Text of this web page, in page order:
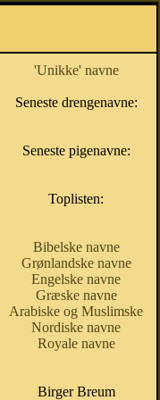
'Unikke' navne
Seneste drengenavne:
Seneste pigenavne:
Toplisten:
Bibelske navne
Grønlandske navne
Engelske navne
Græske navne
Arabiske og Muslimske
Nordiske navne
Royale navne
Birger Breum